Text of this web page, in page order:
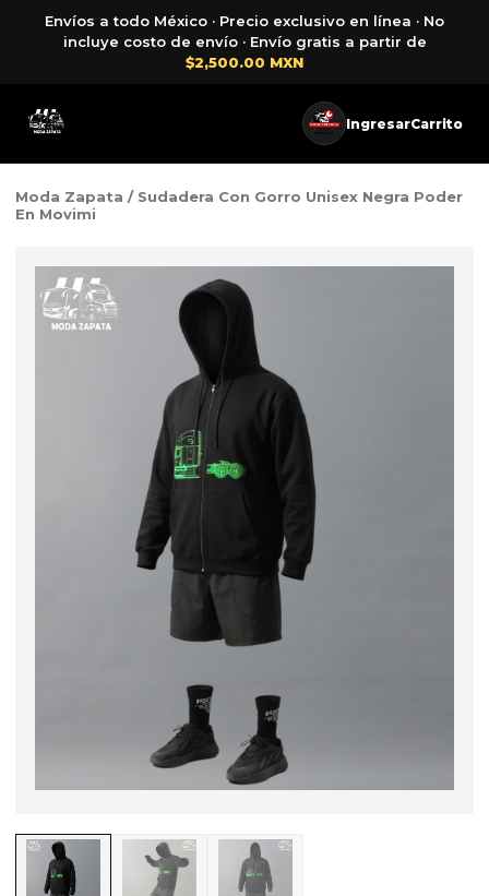
Envíos a todo México · Precio exclusivo en línea · No
incluye costo de envío · Envío gratis a partir de
$2,500.00 MXN
IngresarCarrito
Moda Zapata / Sudadera Con Gorro Unisex Negra Poder
En Movimi